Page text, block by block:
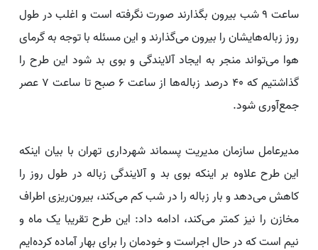
ساعت ۹ شب بیرون بگذارند صورت نگرفته است و اغلب در طول
روز زباله‌هایشان را بیرون می‌گذارند و این مسئله با توجه به گرمای
هوا می‌تواند منجر به ایجاد آلایندگی و بوی بد شود این طرح را
گذاشتیم که ۴۰ درصد زباله‌ها از ساعت ۶ صبح تا ساعت ۷ عصر
جمع‌آوری شود.
مدیرعامل سازمان مدیریت پسماند شهرداری تهران با بیان اینکه
این طرح علاوه بر اینکه بوی بد و آلایندگی زباله در طول روز را
کاهش می‌دهد و بار زباله را در شب کم می‌کند، بیرون‌ریزی اطراف
مخازن را نیز کمتر می‌کند، ادامه داد: این طرح تقریبا یک ماه و
نیم است که در حال اجراست و خودمان را برای بهار آماده کرده‌ایم